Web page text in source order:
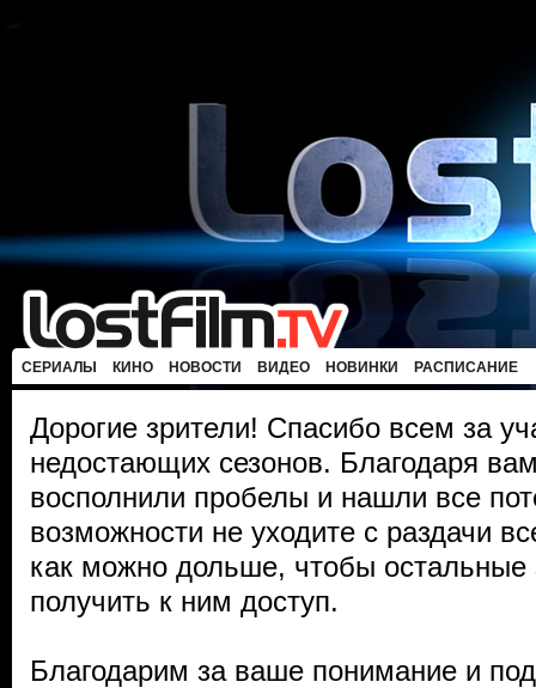
СЕРИАЛЫ КИНО НОВОСТИ ВИДЕО НОВИНКИ РАСПИСАНИЕ
Дорогие зрители! Спасибо всем за
недостающих сезонов. Благодаря
восполнили пробелы и нашли все
возможности не уходите с раздачи
как можно дольше, чтобы остальные
получить к ним доступ.
Благодарим за ваше понимание и